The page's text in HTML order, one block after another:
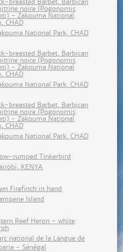
breasted Barbet, Barbican
noire (Pogonornis
- Zakouma National
CHAD
National Park, CHAD
breasted Barbet, Barbican
noire (Pogonornis
- Zakouma National
CHAD
National Park, CHAD
breasted Barbet, Barbican
noire (Pogonornis
- Zakouma National
CHAD
National Park, CHAD
rumped Tinkerbird
KENYA
Firefinch in hand
Island
Reef Heron - white
national de la Langue de
- Sénégal